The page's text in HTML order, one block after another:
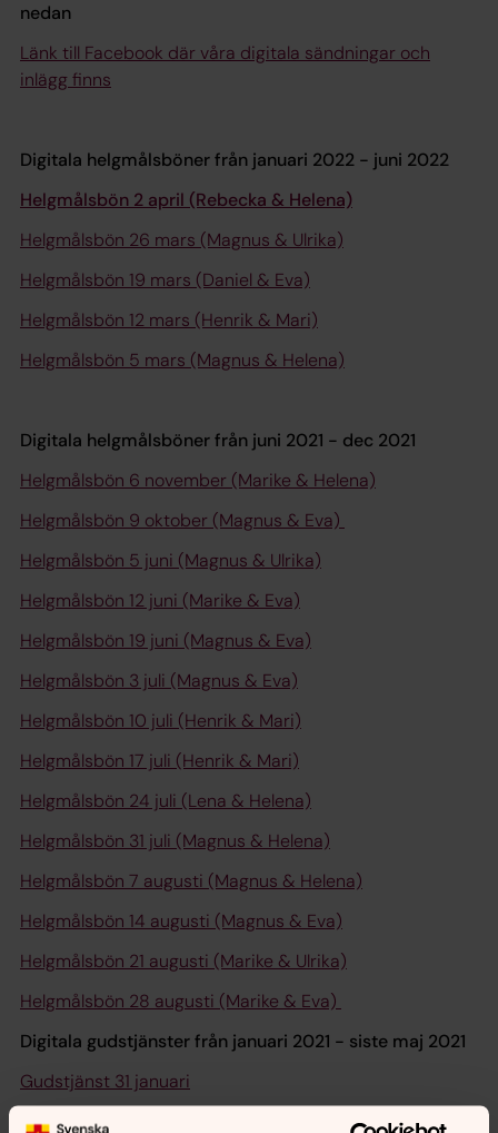
nedan
Länk till Facebook där våra digitala sändningar och
inlägg finns
Digitala helgmålsböner från januari 2022 - juni 2022
Helgmålsbön 2 april (Rebecka & Helena)
Helgmålsbön 26 mars (Magnus & Ulrika)
Helgmålsbön 19 mars (Daniel & Eva)
Helgmålsbön 12 mars (Henrik & Mari)
Helgmålsbön 5 mars (Magnus & Helena)
Digitala helgmålsböner från juni 2021 - dec 2021
Helgmålsbön 6 november (Marike & Helena)
Helgmålsbön 9 oktober (Magnus & Eva)
Helgmålsbön 5 juni (Magnus & Ulrika)
Helgmålsbön 12 juni (Marike & Eva)
Helgmålsbön 19 juni (Magnus & Eva)
Helgmålsbön 3 juli (Magnus & Eva)
Helgmålsbön 10 juli (Henrik & Mari)
Helgmålsbön 17 juli (Henrik & Mari)
Helgmålsbön 24 juli (Lena & Helena)
Helgmålsbön 31 juli (Magnus & Helena)
Helgmålsbön 7 augusti (Magnus & Helena)
Helgmålsbön 14 augusti (Magnus & Eva)
Helgmålsbön 21 augusti (Marike & Ulrika)
Helgmålsbön 28 augusti (Marike & Eva)
Digitala gudstjänster från januari 2021 - siste maj 2021
Gudstjänst 31 januari
Gudstjänst 7 februari